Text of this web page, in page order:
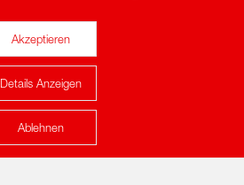
Karte anzeigen
Akzeptieren
Details Anzeigen
Ablehnen